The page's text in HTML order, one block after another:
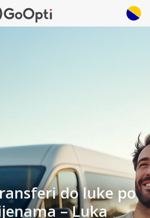
do luke po
– Luka